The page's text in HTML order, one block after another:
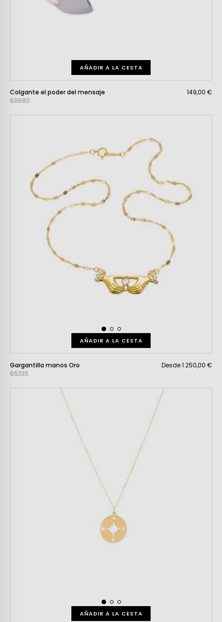
AÑADIR A LA CESTA
Colgante el poder del mensaje
69680
149,00 €
AÑADIR A LA CESTA
Gargantilla manos Oro
65335
Desde 1.250,00 €
AÑADIR A LA CESTA